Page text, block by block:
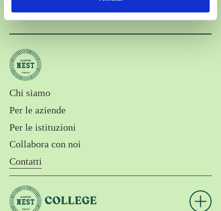
Appartamenti Trento
Campus NEST Rovereto
Chi siamo
Chi siamo
Per le aziende
Per le istituzioni
Collabora con noi
Contatti